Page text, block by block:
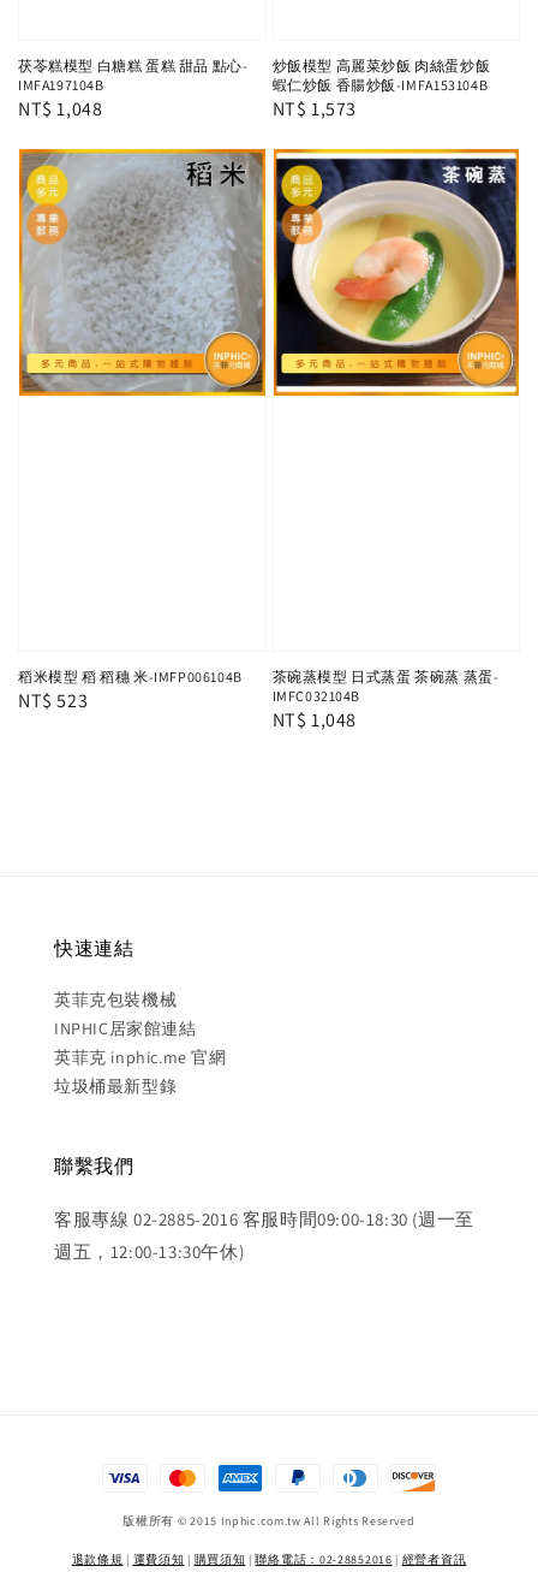
茯苓糕模型 白糖糕 蛋糕 甜品 點心-
IMFA197104B
Regular
NT$ 1,048
炒飯模型 高麗菜炒飯 肉絲蛋炒飯
蝦仁炒飯 香腸炒飯-IMFA153104B
Regular
NT$ 1,573
稻米模型 稻 稻穗 米-IMFP006104B
Regular
NT$ 523
茶碗蒸模型 日式蒸蛋 茶碗蒸 蒸蛋-
IMFC032104B
Regular
NT$ 1,048
快速連結
英菲克包裝機械
INPHIC居家館連結
英菲克 inphic.me 官網
垃圾桶最新型錄
聯繫我們
客服專線 02-2885-2016 客服時間09:00-18:30 (週一至
週五，12:00-13:30午休)
版權所有 © 2015 Inphic.com.tw All Rights Reserved
退款條規 | 運費須知 | 購買須知 |聯絡電話：02-28852016 | 經營者資訊